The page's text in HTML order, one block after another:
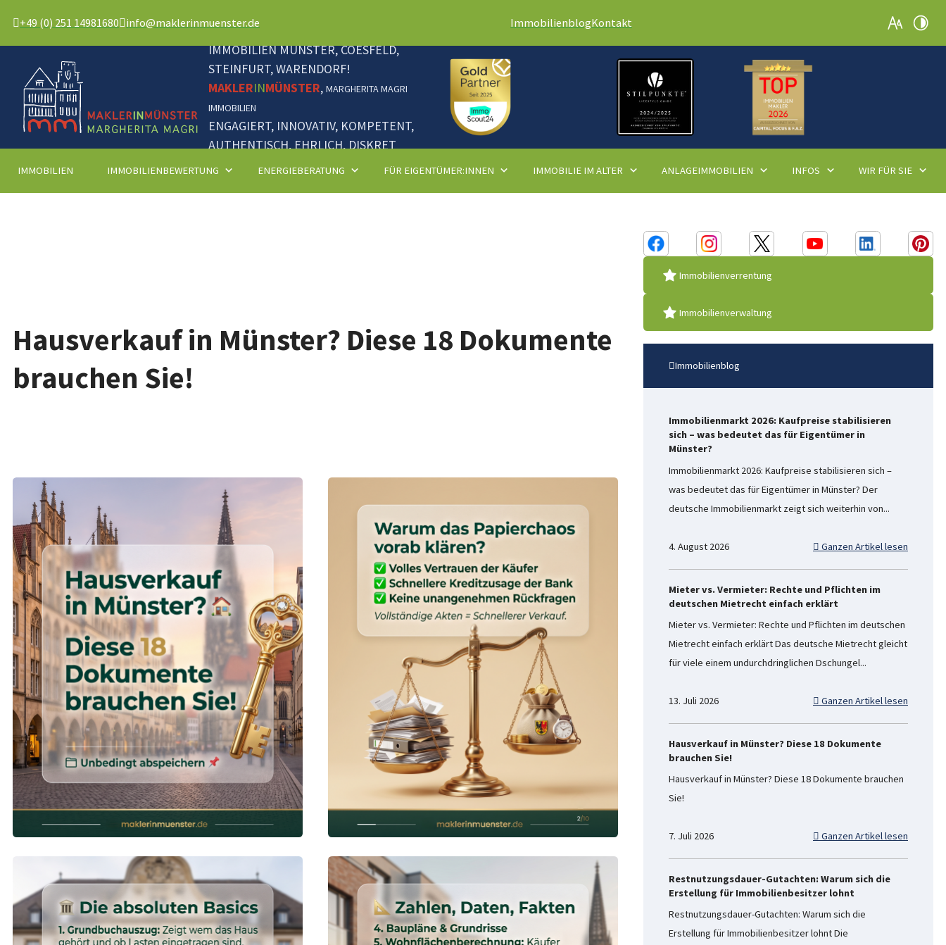
IMMOBILIEN MÜNSTER, COESFELD,
STEINFURT, WARENDORF!
MAKLERINMÜNSTER, MARGHERITA MAGRI
IMMOBILIEN
ENGAGIERT, INNOVATIV, KOMPETENT,
AUTHENTISCH, EHRLICH, DISKRET
IMMOBILIEN IMMOBILIENBEWERTUNG ENERGIEBERATUNG FÜR EIGENTÜMER:INNEN IMMOBILIE IM ALTER ANLAGEIMMOBILIEN INFOS WIR FÜR SIE
+49 (0) 251 14981680 info@maklerinmuenster.de ImmobilienblogKontakt
Hausverkauf in Münster? Diese 18 Dokumente
brauchen Sie!
Immobilienverrentung
Immobilienverwaltung
Immobilienblog
Immobilienmarkt 2026: Kaufpreise stabilisieren
sich – was bedeutet das für Eigentümer in
Münster?
Immobilienmarkt 2026: Kaufpreise stabilisieren sich –
was bedeutet das für Eigentümer in Münster? Der
deutsche Immobilienmarkt zeigt sich weiterhin von...
4. August 2026 Ganzen Artikel lesen
Mieter vs. Vermieter: Rechte und Pflichten im
deutschen Mietrecht einfach erklärt
Mieter vs. Vermieter: Rechte und Pflichten im deutschen
Mietrecht einfach erklärt Das deutsche Mietrecht gleicht
für viele einem undurchdringlichen Dschungel...
13. Juli 2026 Ganzen Artikel lesen
Hausverkauf in Münster? Diese 18 Dokumente
brauchen Sie!
Hausverkauf in Münster? Diese 18 Dokumente brauchen
Sie!
7. Juli 2026 Ganzen Artikel lesen
Restnutzungsdauer-Gutachten: Warum sich die
Erstellung für Immobilienbesitzer lohnt
Restnutzungsdauer-Gutachten: Warum sich die
Erstellung für Immobilienbesitzer lohnt Die